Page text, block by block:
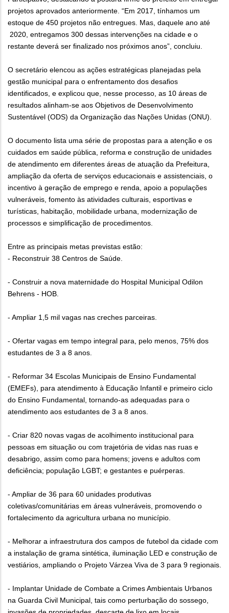
projetos aprovados anteriormente. “Em 2017, tínhamos um
estoque de 450 projetos não entregues. Mas, daquele ano até
2020, entregamos 300 dessas intervenções na cidade e o
restante deverá ser finalizado nos próximos anos”, concluiu.
O secretário elencou as ações estratégicas planejadas pela
gestão municipal para o enfrentamento dos desafios
identificados, e explicou que, nesse processo, as 10 áreas de
resultados alinham-se aos Objetivos de Desenvolvimento
Sustentável (ODS) da Organização das Nações Unidas (ONU).
O documento lista uma série de propostas para a atenção e os
cuidados em saúde pública, reforma e construção de unidades
de atendimento em diferentes áreas de atuação da Prefeitura,
ampliação da oferta de serviços educacionais e assistenciais, o
incentivo à geração de emprego e renda, apoio a populações
vulneráveis, fomento às atividades culturais, esportivas e
turísticas, habitação, mobilidade urbana, modernização de
processos e simplificação de procedimentos.
Entre as principais metas previstas estão:
- Reconstruir 38 Centros de Saúde.
- Construir a nova maternidade do Hospital Municipal Odilon
Behrens - HOB.
- Ampliar 1,5 mil vagas nas creches parceiras.
- Ofertar vagas em tempo integral para, pelo menos, 75% dos
estudantes de 3 a 8 anos.
- Reformar 34 Escolas Municipais de Ensino Fundamental
(EMEFs), para atendimento à Educação Infantil e primeiro ciclo
do Ensino Fundamental, tornando-as adequadas para o
atendimento aos estudantes de 3 a 8 anos.
- Criar 820 novas vagas de acolhimento institucional para
pessoas em situação ou com trajetória de vidas nas ruas e
desabrigo, assim como para homens; jovens e adultos com
deficiência; população LGBT; e gestantes e puérperas.
- Ampliar de 36 para 60 unidades produtivas
coletivas/comunitárias em áreas vulneráveis, promovendo o
fortalecimento da agricultura urbana no município.
- Melhorar a infraestrutura dos campos de futebol da cidade com
a instalação de grama sintética, iluminação LED e construção de
vestiários, ampliando o Projeto Várzea Viva de 3 para 9 regionais.
- Implantar Unidade de Combate a Crimes Ambientais Urbanos
na Guarda Civil Municipal, tais como perturbação do sossego,